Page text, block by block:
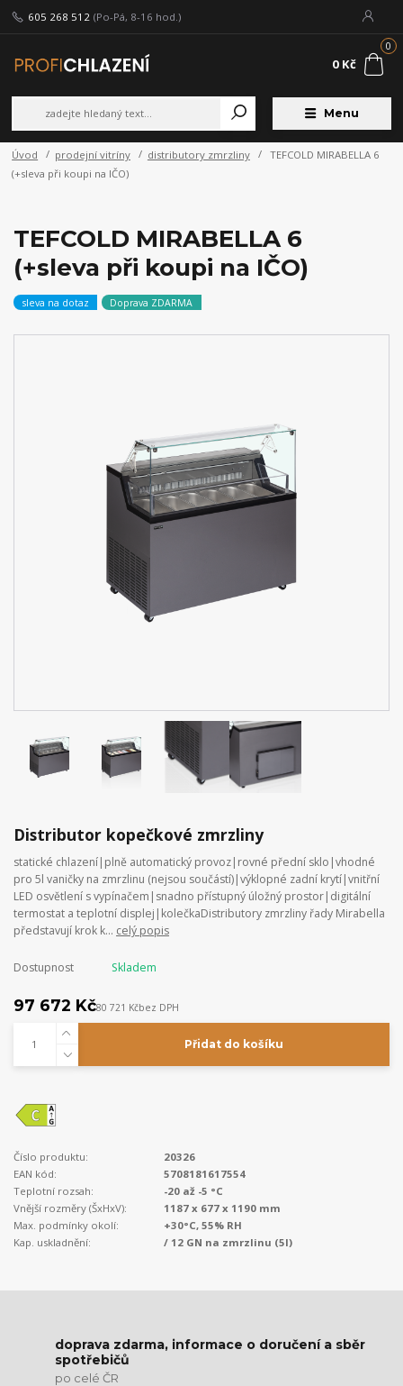
Menu
605 268 512 (Po-Pá, 8-16 hod.)
0
0 Kč
Úvod prodejní vitríny distributory zmrzliny
TEFCOLD MIRABELLA 6
(+sleva při koupi na IČO)
TEFCOLD MIRABELLA 6
(+sleva při koupi na IČO)
sleva na dotaz Doprava ZDARMA
Distributor kopečkové zmrzliny
statické chlazení|plně automatický provoz|rovné přední sklo|vhodné
pro 5l vaničky na zmrzlinu (nejsou součástí)|výklopné zadní krytí|vnitřní
LED osvětlení s vypínačem|snadno přístupný úložný prostor|digitální
termostat a teplotní displej|kolečkaDistributory zmrzliny řady Mirabella
představují krok k... celý popis
Dostupnost Skladem
97 672 Kč80 721 Kčbez DPH
Přidat do košíku
Číslo produktu:
20326
EAN kód:
5708181617554
Teplotní rozsah:
-20 až -5 °C
Vnější rozměry (ŠxHxV):
1187 x 677 x 1190 mm
Max. podmínky okolí:
+30°C, 55% RH
Kap. uskladnění:
/ 12 GN na zmrzlinu (5l)
doprava zdarma, informace o doručení a sběr
spotřebičů
po celé ČR